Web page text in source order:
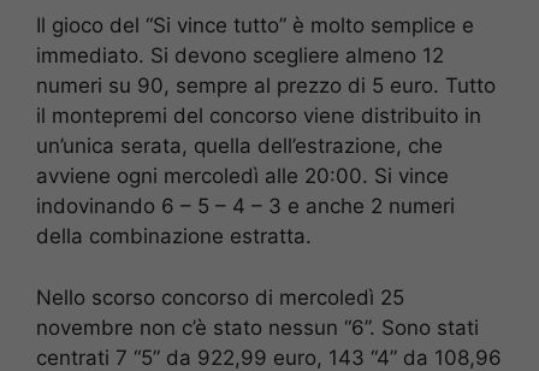
Il gioco del “Si vince tutto” è molto semplice e
immediato. Si devono scegliere almeno 12
numeri su 90, sempre al prezzo di 5 euro. Tutto
il montepremi del concorso viene distribuito in
un’unica serata, quella dell’estrazione, che
avviene ogni mercoledì alle 20:00. Si vince
indovinando 6 – 5 – 4 – 3 e anche 2 numeri
della combinazione estratta.
Nello scorso concorso di mercoledì 25
novembre non c’è stato nessun “6”. Sono stati
centrati 7 “5” da 922,99 euro, 143 “4” da 108,96